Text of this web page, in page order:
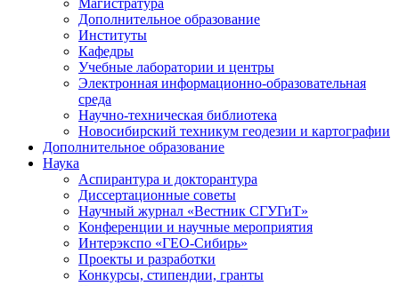
Магистратура
Дополнительное образование
Институты
Кафедры
Учебные лаборатории и центры
Электронная информационно-образовательная
среда
Научно-техническая библиотека
Новосибирский техникум геодезии и картографии
Дополнительное образование
Наука
Аспирантура и докторантура
Диссертационные советы
Научный журнал «Вестник СГУГиТ»
Конференции и научные мероприятия
Интерэкспо «ГЕО-Сибирь»
Проекты и разработки
Конкурсы, стипендии, гранты